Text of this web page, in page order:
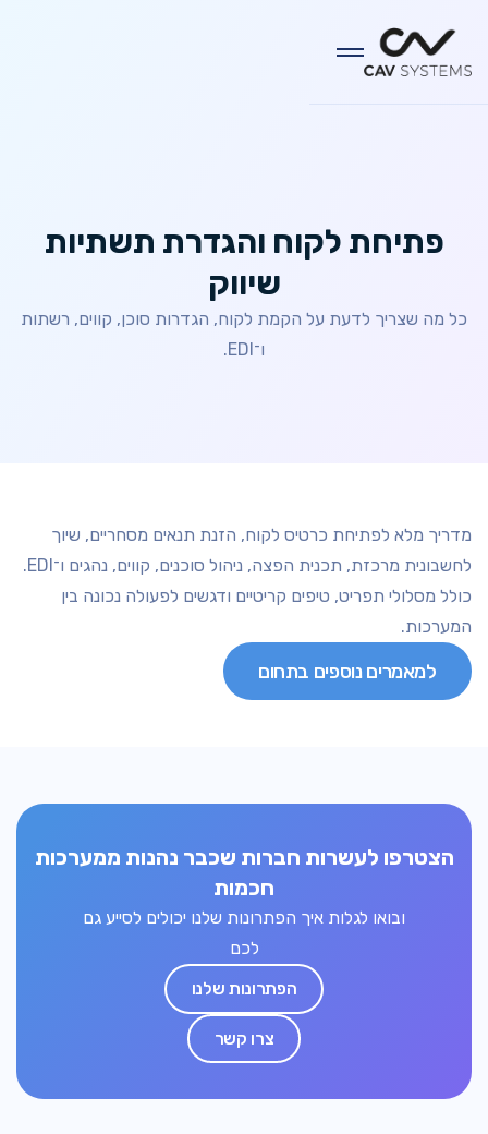
פתיחת לקוח והגדרת תשתיות
שיווק
כל מה שצריך לדעת על הקמת לקוח, הגדרות סוכן, קווים, רשתות
ו־EDI.
מדריך מלא לפתיחת כרטיס לקוח, הזנת תנאים מסחריים, שיוך
לחשבונית מרכזת, תכנית הפצה, ניהול סוכנים, קווים, נהגים ו־EDI.
כולל מסלולי תפריט, טיפים קריטיים ודגשים לפעולה נכונה בין
המערכות.
למאמרים נוספים בתחום
הצטרפו לעשרות חברות שכבר נהנות ממערכות
חכמות
ובואו לגלות איך הפתרונות שלנו יכולים לסייע גם
לכם
הפתרונות שלנו
צרו קשר